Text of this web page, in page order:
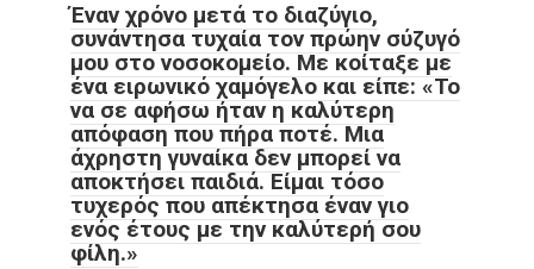
Έναν χρόνο μετά το διαζύγιο,
συνάντησα τυχαία τον πρώην σύζυγό
μου στο νοσοκομείο. Με κοίταξε με
ένα ειρωνικό χαμόγελο και είπε: «Το
να σε αφήσω ήταν η καλύτερη
απόφαση που πήρα ποτέ. Μια
άχρηστη γυναίκα δεν μπορεί να
αποκτήσει παιδιά. Είμαι τόσο
τυχερός που απέκτησα έναν γιο
ενός έτους με την καλύτερή σου
φίλη.»